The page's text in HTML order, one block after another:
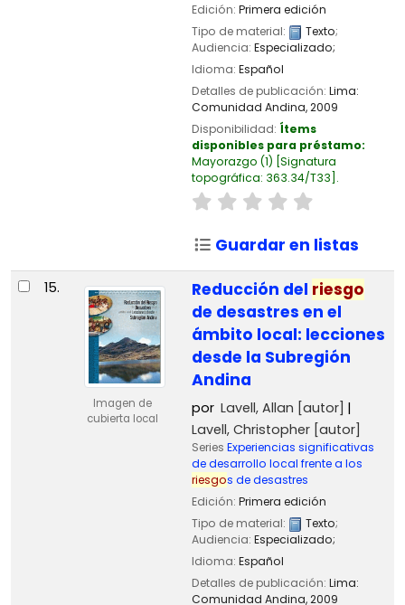
Edición: Primera edición
Tipo de material:
Texto;
Audiencia: Especializado;
Idioma: Español
Detalles de publicación: Lima:
Comunidad Andina,2009
Disponibilidad: Ítems
disponibles para préstamo:
Mayorazgo (1) Signatura
topográfica: 363.34/T33 .
Guardar en listas
15.
Imagen de
cubierta local
Reducción del riesgo
de desastres en el
ámbito local: lecciones
desde la Subregión
Andina
por Lavell, Allan [autor]
Lavell, Christopher[autor]
Series Experiencias significativas
de desarrollo local frente a los
riesgos de desastres
Edición: Primera edición
Tipo de material:
Texto;
Audiencia: Especializado;
Idioma: Español
Detalles de publicación: Lima:
Comunidad Andina,2009